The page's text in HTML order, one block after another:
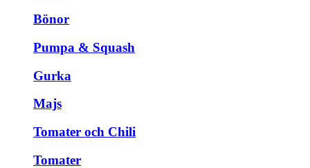
Bönor
Pumpa & Squash
Gurka
Majs
Tomater och Chili
Tomater